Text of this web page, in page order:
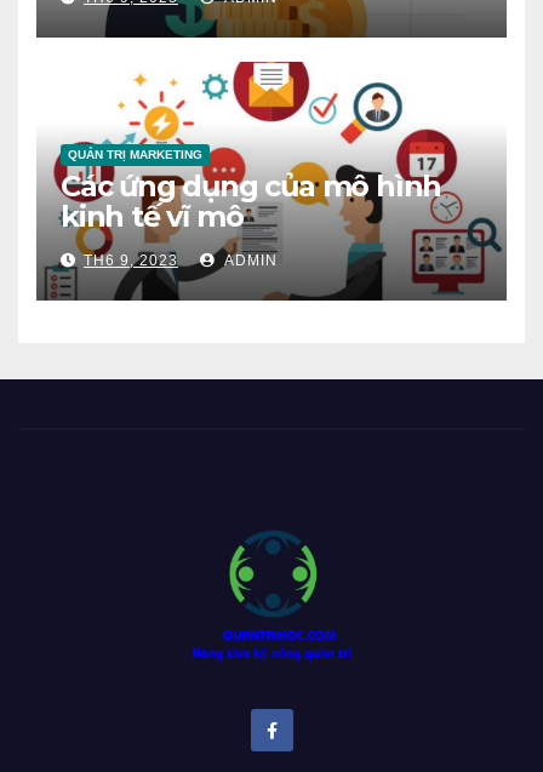
QUẢN TRỊ MARKETING
Các ứng dụng của mô hình
kinh tế vĩ mô
TH6 9, 2023 ADMIN